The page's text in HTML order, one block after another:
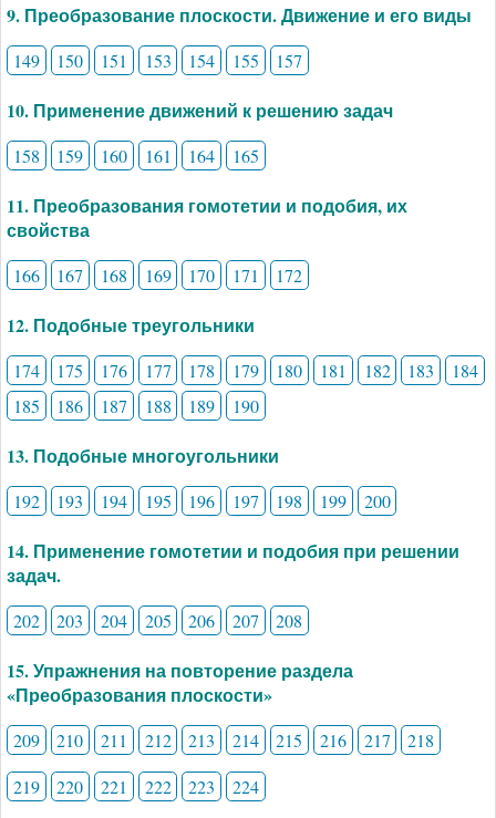
9. Преобразование плоскости. Движение и его виды
149 150 151 153 154 155 157
10. Применение движений к решению задач
158 159 160 161 164 165
11. Преобразования гомотетии и подобия, их
свойства
166 167 168 169 170 171 172
12. Подобные треугольники
174 175 176 177 178 179 180 181 182 183
184
185
186 187 188 189 190
13. Подобные многоугольники
192 193 194 195 196 197 198 199 200
14. Применение гомотетии и подобия при решении
задач.
202 203 204 205 206 207 208
15. Упражнения на повторение раздела
«Преобразования плоскости»
209 210 211 212 213 214 215 216 217
218
219
220 221 222 223 224